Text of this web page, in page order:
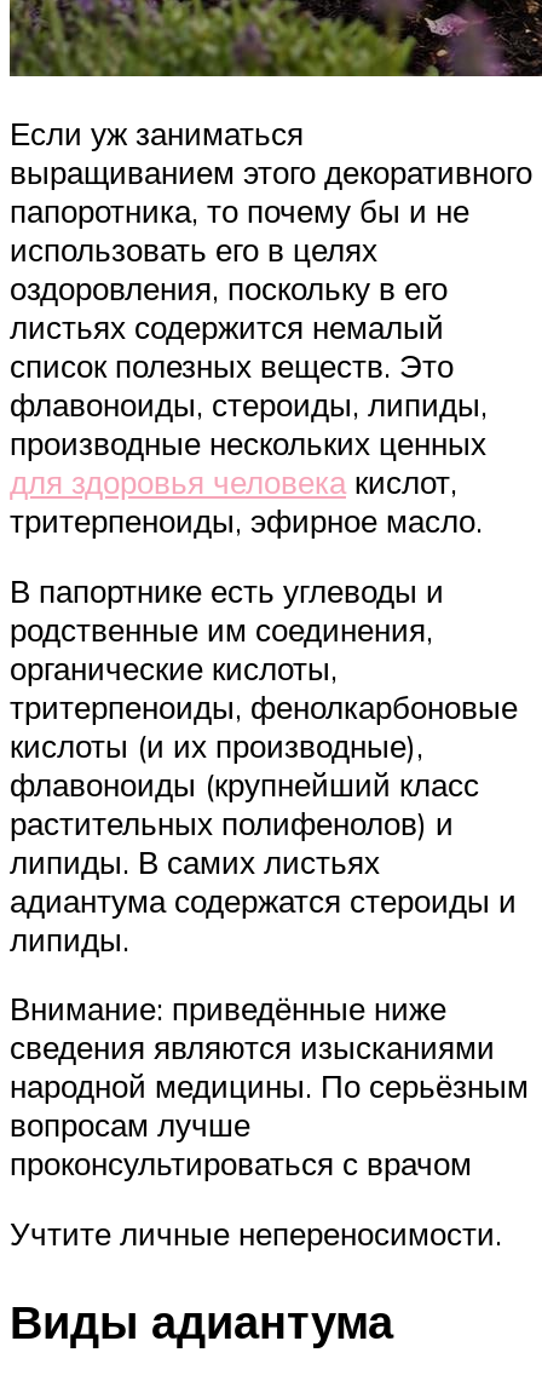
Если уж заниматься
выращиванием этого декоративного
папоротника, то почему бы и не
использовать его в целях
оздоровления, поскольку в его
листьях содержится немалый
список полезных веществ. Это
флавоноиды, стероиды, липиды,
производные нескольких ценных
для здоровья человекакислот,
тритерпеноиды, эфирное масло.
В папортнике есть углеводы и
родственные им соединения,
органические кислоты,
тритерпеноиды, фенолкарбоновые
кислоты (и их производные),
флавоноиды (крупнейший класс
растительных полифенолов) и
липиды. В самих листьях
адиантума содержатся стероиды и
липиды.
Внимание: приведённые ниже
сведения являются изысканиями
народной медицины. По серьёзным
вопросам лучше
проконсультироваться с врачом
Учтите личные непереносимости.
Виды адиантума